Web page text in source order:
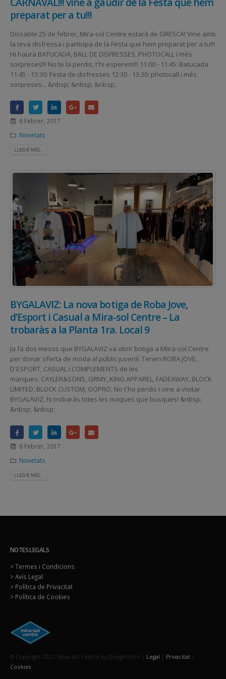
preparat per a tu!!!
Dissabte 25 de febrer, Mira-sol Centre estarà de GRESCA! Vine amb
la teva disfressa i participa de la Festa que hem preparat per a tu!!!
Hi haurà BATUCADA, BALL DE DISFRESSES, PHOTOCALL i més
sorpreses!!! No te la perdis, t'hi esperem!!! 11:00 - 11:45: Batucada
11:45 - 13:30: Festa de disfresses 12:30 - 13:30: photocall i més
sorpreses... &nbsp; &nbsp; &nbsp;
6 Febrer, 2017
Novetats
LLEGIR MÉS...
BYGALAVIZ: La nova botiga de Roba Jove,
d’Esport i Casual a Mira-sol Centre – La
trobaràs a la Planta 1ra. Local 9
Ja fa dos mesos que BYGALAVIZ va obrir botiga a MIira-sol Centre
per donar oferta de moda al públic juvenil. Tenen ROBA JOVE,
D'ESPORT, CASUAL i COMPLEMENTS de les
marques: CAYLER&SONS, GRMY, KING APPAREL, FADEAWAY, BLOCK
LIMITED, BLOCK CUSTOM, GOPRO. No t'ho perdis i vine a visitar
BYGALAVIZ, hi trobaràs totes les maques que busques! &nbsp;
&nbsp; &nbsp;
6 Febrer, 2017
Novetats
LLEGIR MÉS...
NOTES LEGALS
> Termes i Condicions
> Avís Legal
> Política de Privacitat
> Política de Cookies
© Copyright 2021. Mira-Sol Centre by DesignStore | Legal | Privacitat |
Cookies